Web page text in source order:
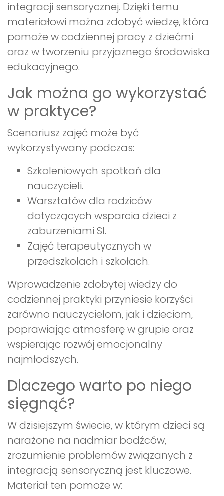
integracji sensorycznej. Dzięki temu
materiałowi można zdobyć wiedzę, która
pomoże w codziennej pracy z dziećmi
oraz w tworzeniu przyjaznego środowiska
edukacyjnego.
Jak można go wykorzystać
w praktyce?
Scenariusz zajęć może być
wykorzystywany podczas:
Szkoleniowych spotkań dla
nauczycieli.
Warsztatów dla rodziców
dotyczących wsparcia dzieci z
zaburzeniami SI.
Zajęć terapeutycznych w
przedszkolach i szkołach.
Wprowadzenie zdobytej wiedzy do
codziennej praktyki przyniesie korzyści
zarówno nauczycielom, jak i dzieciom,
poprawiając atmosferę w grupie oraz
wspierając rozwój emocjonalny
najmłodszych.
Dlaczego warto po niego
sięgnąć?
W dzisiejszym świecie, w którym dzieci są
narażone na nadmiar bodźców,
zrozumienie problemów związanych z
integracją sensoryczną jest kluczowe.
Materiał ten pomoże w: